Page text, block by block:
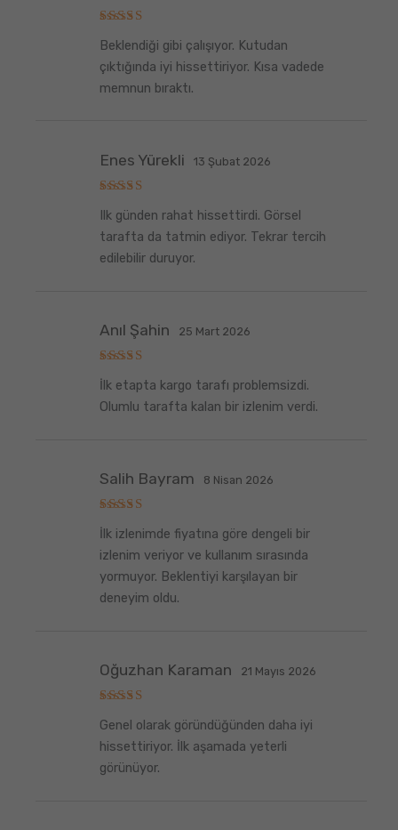
üzerinden
oy aldı
Beklendiği gibi çalışıyor. Kutudan
çıktığında iyi hissettiriyor. Kısa vadede
memnun bıraktı.
üzerinden
5
oy aldı
Enes Yürekli 13 Şubat 2026
Ilk günden rahat hissettirdi. Görsel
tarafta da tatmin ediyor. Tekrar tercih
edilebilir duruyor.
üzerinden
5oy aldı
Anıl Şahin 25 Mart 2026
İlk etapta kargo tarafı problemsizdi.
Olumlu tarafta kalan bir izlenim verdi.
üzerinden
5
oy aldı
Salih Bayram 8 Nisan 2026
İlk izlenimde fiyatına göre dengeli bir
izlenim veriyor ve kullanım sırasında
yormuyor. Beklentiyi karşılayan bir
deneyim oldu.
üzerinden
5oy aldı
Oğuzhan Karaman 21 Mayıs 2026
Genel olarak göründüğünden daha iyi
hissettiriyor. İlk aşamada yeterli
görünüyor.